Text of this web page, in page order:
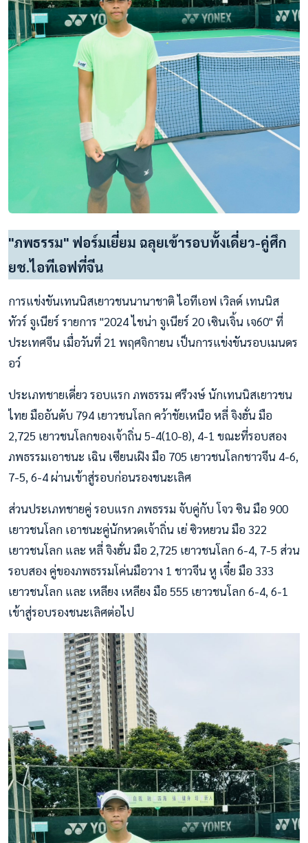
"ภพธรรม" ฟอร์มเยี่ยม ฉลุยเข้ารอบทั้งเดี่ยว-คู่ศึก
ยช.ไอทีเอฟที่จีน
การแข่งขันเทนนิสเยาวชนนานาชาติ ไอทีเอฟ เวิลด์ เทนนิส
ทัวร์ จูเนียร์ รายการ "2024 ไชน่า จูเนียร์ 20 เซินเจิ้น เจ60" ที่
ประเทศจีน เมื่อวันที่ 21 พฤศจิกายน เป็นการแข่งขันรอบเมนดร
อว์
ประเภทชายเดี่ยว รอบแรก ภพธรรม ศรีวงษ์ นักเทนนิสเยาวชน
ไทย มืออันดับ 794 เยาวชนโลก คว้าชัยเหนือ หลี่ จิงฮั่น มือ
2,725 เยาวชนโลกของเจ้าถิ่น 5-4(10-8), 4-1 ขณะที่รอบสอง
ภพธรรมเอาชนะ เฉิน เซียนเฝิง มือ 705 เยาวชนโลกชาวจีน 4-6,
7-5, 6-4 ผ่านเข้าสู่รอบก่อนรองชนะเลิศ
ส่วนประเภทชายคู่ รอบแรก ภพธรรม จับคู่กับ โจว ซิน มือ 900
เยาวชนโลก เอาชนะคู่นักหวดเจ้าถิ่น เย่ ซิวหยวน มือ 322
เยาวชนโลก และ หลี่ จิงฮั่น มือ 2,725 เยาวชนโลก 6-4, 7-5 ส่วน
รอบสอง คู่ของภพธรรมโค่นมือวาง 1 ชาวจีน หู เจี๋ย มือ 333
เยาวชนโลก และ เหลียง เหลียง มือ 555 เยาวชนโลก 6-4, 6-1
เข้าสู่รอบรองชนะเลิศต่อไป